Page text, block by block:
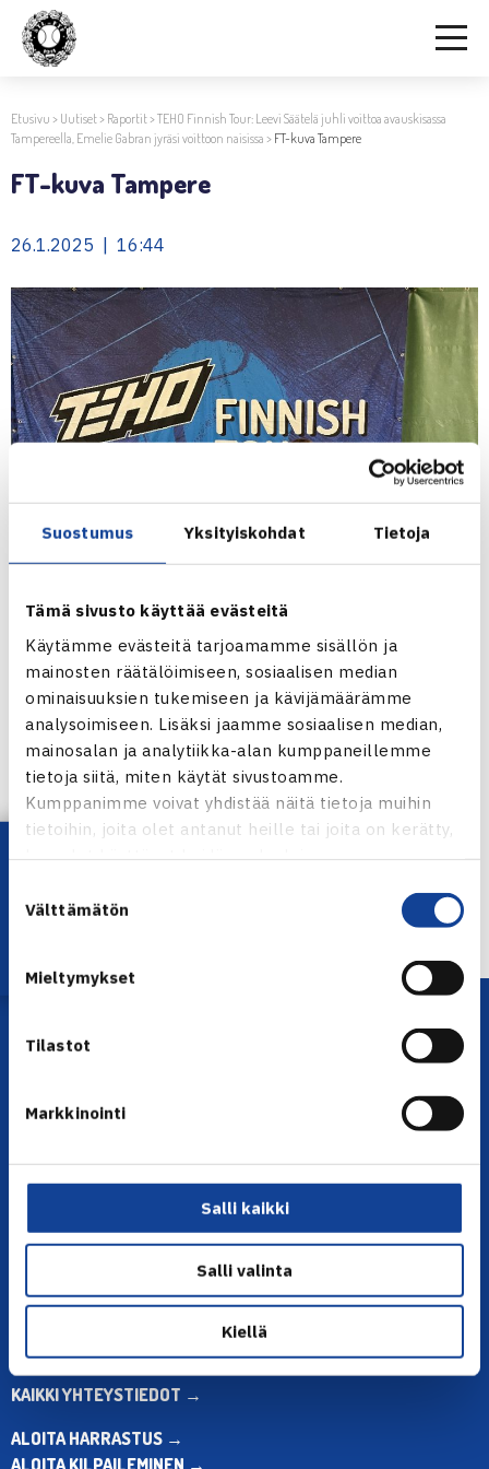
Suostumus Yksityiskohdat Tietoja
Tämä sivusto käyttää evästeitä
Käytämme evästeitä tarjoamamme sisällön ja
mainosten räätälöimiseen, sosiaalisen median
ominaisuuksien tukemiseen ja kävijämäärämme
analysoimiseen. Lisäksi jaamme sosiaalisen median,
mainosalan ja analytiikka-alan kumppaneillemme
tietoja siitä, miten käytät sivustoamme.
Kumppanimme voivat yhdistää näitä tietoja muihin
tietoihin, joita olet antanut heille tai joita on kerätty,
kun olet käyttänyt heidän palvelujaan.
valinta
Välttämätön
Mieltymykset
Tilastot
Markkinointi
Salli kaikki
Salli valinta
Kiellä
Etusivu > Uutiset> Raportit>TEHO Finnish Tour: Leevi Säätelä juhli voittoa avauskisassa
Tampereella, Emelie Gabran jyräsi voittoon naisissa > FT-kuva Tampere
FT-kuva Tampere
26.1.2025 | 16:44
Jaa:
Lataa OmaTennis!
Olympiastadion, Paavo Nurmen tie 1, 00250 Helsinki
Puh. 010 574 3959
ma-pe klo 10.00-12.00
Muina aikoina olkaa yhteydessä
sähköpostitse: toimisto@tennis.fi
KAIKKI YHTEYSTIEDOT →
ALOITA HARRASTUS →
ALOITA KILPAILEMINEN →